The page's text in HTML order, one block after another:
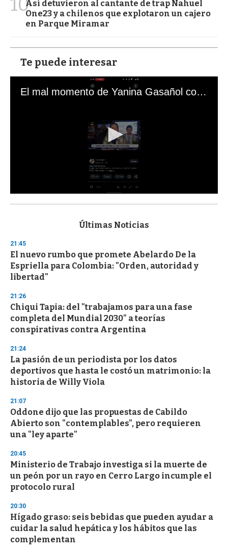
10Así detuvieron al cantante de trap Nahuel
One23 y a chilenos que explotaron un cajero
en Parque Miramar
Te puede interesar
El mal momento de Yanina Gasañol con un hincha argentino en "Subrayado"
s
d
s
o
f
3
s
e
c
o
n
Últimas Noticias
21:45
El nuevo rumbo que promete Abelardo De la
Espriella para Colombia: "Orden, autoridad y
libertad"
21:26
Chiqui Tapia: del "trabajamos para una fase
completa del Mundial 2030" a teorías
conspirativas contra Argentina
21:24
La pasión de un periodista por los datos
deportivos que hasta le costó un matrimonio: la
historia de Willy Viola
21:07
Oddone dijo que las propuestas de Cabildo
Abierto son "contemplables", pero requieren
una "ley aparte"
20:45
Ministerio de Trabajo investiga si la muerte de
un peón por un rayo en Cerro Largo incumple el
protocolo rural
20:30
Hígado graso: seis bebidas que pueden ayudar a
cuidar la salud hepática y los hábitos que las
complementan